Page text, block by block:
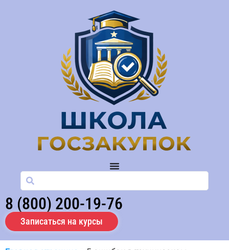
8 (800) 200-19-76
Записаться на курсы